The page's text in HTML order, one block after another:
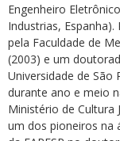
Engenheiro
Industrias,
pela Faculdade de
(2003) e um
Universidade de São
durante ano e meio
Ministério de Cultura
um dos pioneiros na